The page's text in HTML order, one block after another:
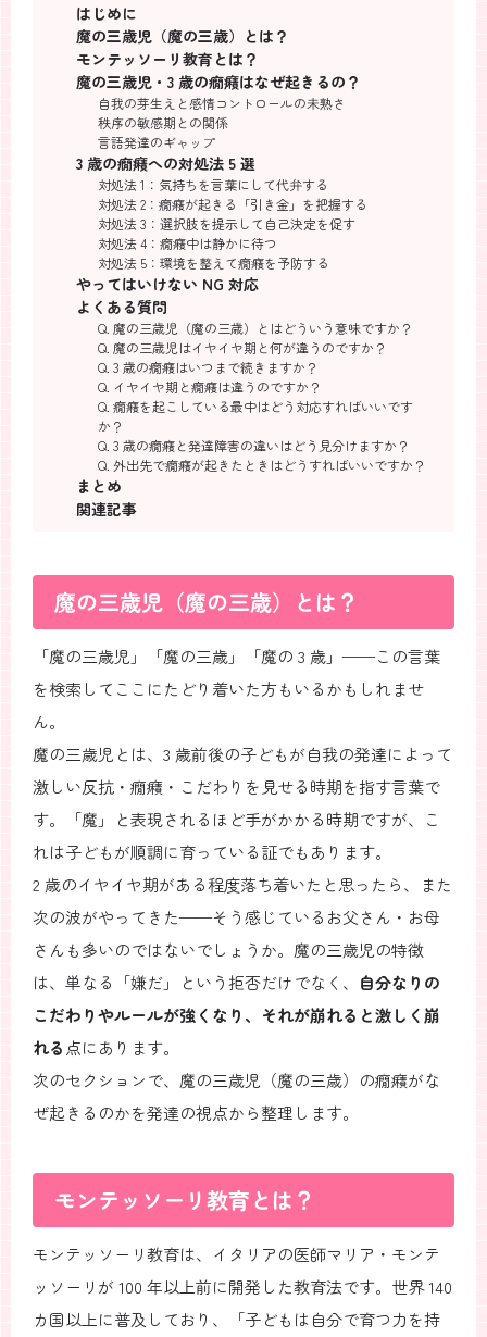
はじめに
魔の三歳児（魔の三歳）とは？
モンテッソーリ教育とは？
魔の三歳児・3 歳の癇癪はなぜ起きるの？
自我の芽生えと感情コントロールの未熟さ
秩序の敏感期との関係
言語発達のギャップ
3 歳の癇癪への対処法 5 選
対処法 1：気持ちを言葉にして代弁する
対処法 2：癇癪が起きる「引き金」を把握する
対処法 3：選択肢を提示して自己決定を促す
対処法 4：癇癪中は静かに待つ
対処法 5：環境を整えて癇癪を予防する
やってはいけない NG 対応
よくある質問
Q. 魔の三歳児（魔の三歳）とはどういう意味ですか？
Q. 魔の三歳児はイヤイヤ期と何が違うのですか？
Q. 3 歳の癇癪はいつまで続きますか？
Q. イヤイヤ期と癇癪は違うのですか？
Q. 癇癪を起こしている最中はどう対応すればいいです
か？
Q. 3 歳の癇癪と発達障害の違いはどう見分けますか？
Q. 外出先で癇癪が起きたときはどうすればいいですか？
まとめ
関連記事
魔の三歳児（魔の三歳）とは？
「魔の三歳児」「魔の三歳」「魔の 3 歳」——この言葉
を検索してここにたどり着いた方もいるかもしれませ
ん。
魔の三歳児とは、3 歳前後の子どもが自我の発達によって
激しい反抗・癇癪・こだわりを見せる時期を指す言葉で
す。「魔」と表現されるほど手がかかる時期ですが、こ
れは子どもが順調に育っている証でもあります。
2 歳のイヤイヤ期がある程度落ち着いたと思ったら、また
次の波がやってきた——そう感じているお父さん・お母
さんも多いのではないでしょうか。魔の三歳児の特徴
は、単なる「嫌だ」という拒否だけでなく、 自分なりの
こだわりやルールが強くなり、それが崩れると激しく崩
れる 点にあります。
次のセクションで、魔の三歳児（魔の三歳）の癇癪がな
ぜ起きるのかを発達の視点から整理します。
モンテッソーリ教育とは？
モンテッソーリ教育は、イタリアの医師マリア・モンテ
ッソーリが 100 年以上前に開発した教育法です。世界 140
カ国以上に普及しており、「子どもは自分で育つ力を持